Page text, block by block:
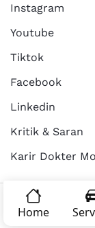
Services
Kritik dan
Home
Instagram
Youtube
Tiktok
Facebook
Linkedin
Kritik & Saran
Karir Dokter
©